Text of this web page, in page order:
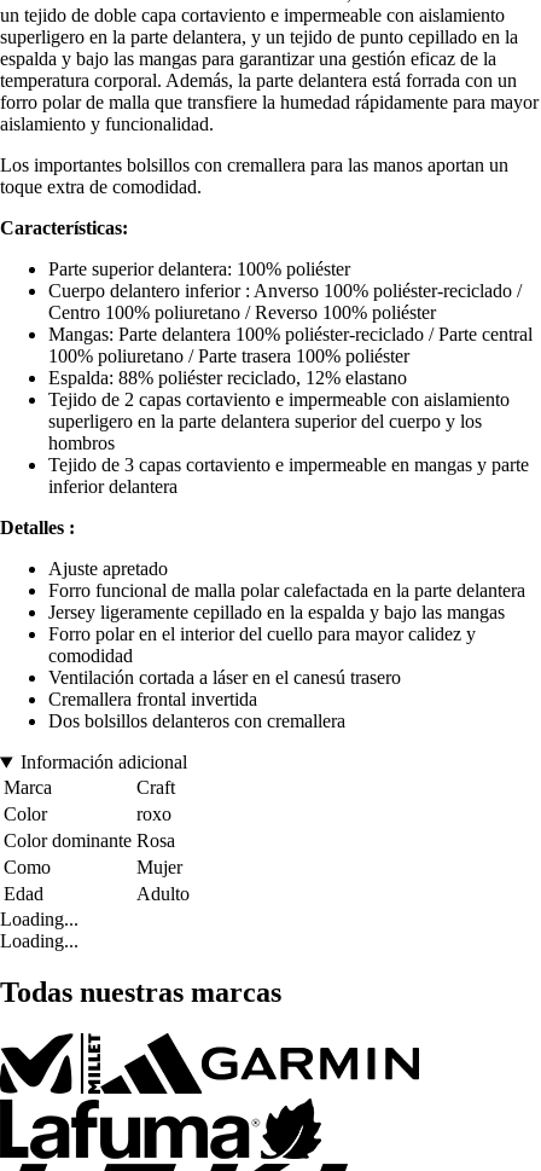
un tejido de doble capa cortaviento e impermeable con aislamiento
superligero en la parte delantera, y un tejido de punto cepillado en la
espalda y bajo las mangas para garantizar una gestión eficaz de la
temperatura corporal. Además, la parte delantera está forrada con un
forro polar de malla que transfiere la humedad rápidamente para mayor
aislamiento y funcionalidad.
Los importantes bolsillos con cremallera para las manos aportan un
toque extra de comodidad.
Características:
Parte superior delantera: 100% poliéster
Cuerpo delantero inferior : Anverso 100% poliéster-reciclado /
Centro 100% poliuretano / Reverso 100% poliéster
Mangas: Parte delantera 100% poliéster-reciclado / Parte central
100% poliuretano / Parte trasera 100% poliéster
Espalda: 88% poliéster reciclado, 12% elastano
Tejido de 2 capas cortaviento e impermeable con aislamiento
superligero en la parte delantera superior del cuerpo y los
hombros
Tejido de 3 capas cortaviento e impermeable en mangas y parte
inferior delantera
Detalles :
Ajuste apretado
Forro funcional de malla polar calefactada en la parte delantera
Jersey ligeramente cepillado en la espalda y bajo las mangas
Forro polar en el interior del cuello para mayor calidez y
comodidad
Ventilación cortada a láser en el canesú trasero
Cremallera frontal invertida
Dos bolsillos delanteros con cremallera
Información adicional
Marca
Craft
Color
roxo
Color dominante Rosa
Como
Mujer
Edad
Adulto
Loading...
Loading...
Todas nuestras marcas